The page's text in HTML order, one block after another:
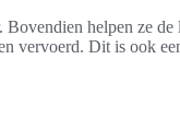
helpen ze de
vervoerd. Dit is ook